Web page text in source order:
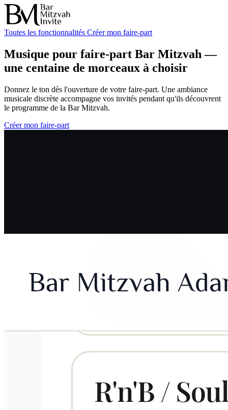
Toutes les fonctionnalités Créer mon faire-part
Musique pour faire-part Bar Mitzvah —
une centaine de morceaux à choisir
Donnez le ton dès l'ouverture de votre faire-part. Une ambiance
musicale discrète accompagne vos invités pendant qu'ils découvrent
le programme de la Bar Mitzvah.
Créer mon faire-part